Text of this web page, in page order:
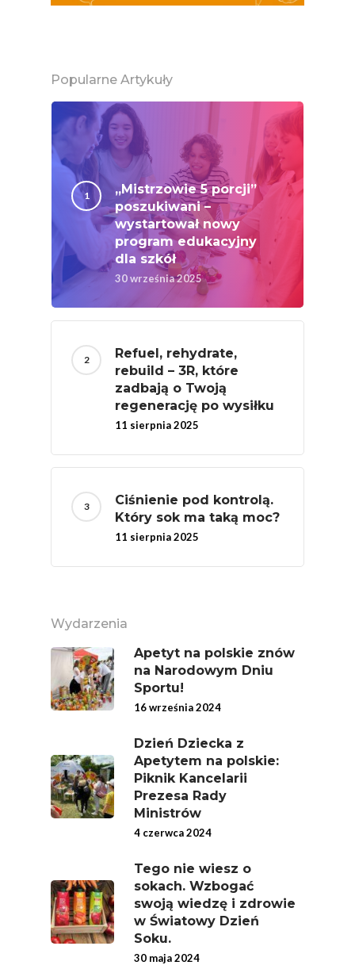
Popularne Artykuły
„Mistrzowie 5 porcji”
poszukiwani –
wystartował nowy
program edukacyjny
dla szkół
30 września 2025
Refuel, rehydrate,
rebuild – 3R, które
zadbają o Twoją
regenerację po wysiłku
11 sierpnia 2025
Ciśnienie pod kontrolą.
Który sok ma taką moc?
11 sierpnia 2025
Wydarzenia
Apetyt na polskie znów
na Narodowym Dniu
Sportu!
16 września 2024
Dzień Dziecka z
Apetytem na polskie:
Piknik Kancelarii
Prezesa Rady
Ministrów
4 czerwca 2024
Tego nie wiesz o
sokach. Wzbogać
swoją wiedzę i zdrowie
w Światowy Dzień
Soku.
30 maja 2024